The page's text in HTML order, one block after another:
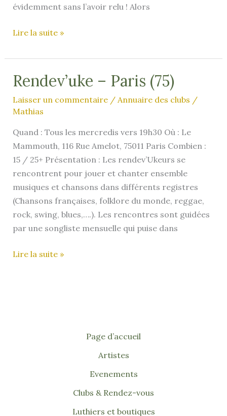
évidemment sans l’avoir relu ! Alors
Les
Lire la suite »
Rendev’uke – Paris (75)
Laisser un commentaire / Annuaire des clubs /
Mathias
Quand : Tous les mercredis vers 19h30 Où : Le
Mammouth, 116 Rue Amelot, 75011 Paris Combien :
15 / 25+ Présentation : Les rendev’Ukeurs se
rencontrent pour jouer et chanter ensemble
musiques et chansons dans différents registres
(Chansons françaises, folklore du monde, reggae,
rock, swing, blues,….). Les rencontres sont guidées
par une songliste mensuelle qui puise dans
Rendev’uke
Lire la suite »
Page d’accueil
Artistes
Evenements
Clubs & Rendez-vous
Luthiers et boutiques